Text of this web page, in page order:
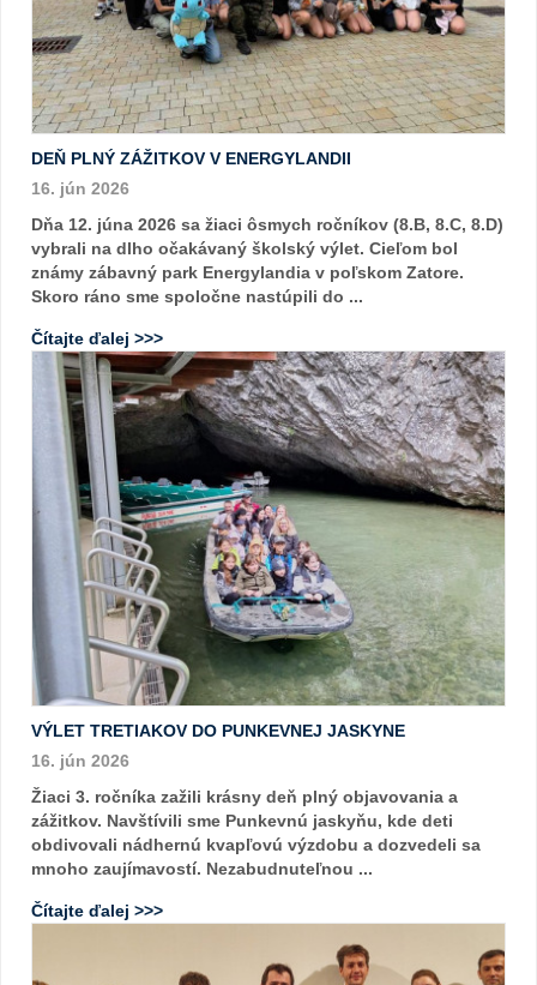
DEŇ PLNÝ ZÁŽITKOV V ENERGYLANDII
16. jún 2026
Dňa 12. júna 2026 sa žiaci ôsmych ročníkov (8.B, 8.C, 8.D)
vybrali na dlho očakávaný školský výlet. Cieľom bol
známy zábavný park Energylandia v poľskom Zatore.
Skoro ráno sme spoločne nastúpili do ...
Čítajte ďalej >>>
VÝLET TRETIAKOV DO PUNKEVNEJ JASKYNE
16. jún 2026
Žiaci 3. ročníka zažili krásny deň plný objavovania a
zážitkov. Navštívili sme Punkevnú jaskyňu, kde deti
obdivovali nádhernú kvapľovú výzdobu a dozvedeli sa
mnoho zaujímavostí. Nezabudnuteľnou ...
Čítajte ďalej >>>